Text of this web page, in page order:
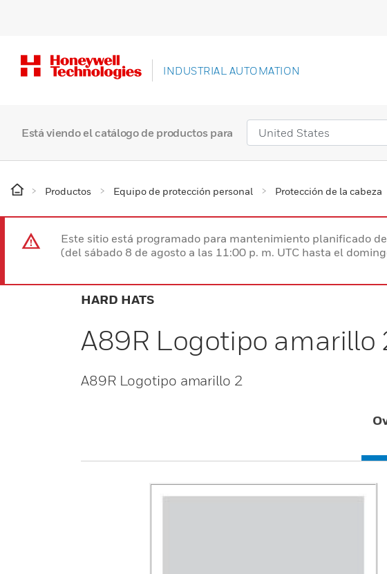
INDUSTRIAL AUTOMATION
Está viendo el catálogo de productos para
Productos Equipo de protección personal Protección de la cabeza
Este sitio está programado para mantenimiento planificado
(del sábado 8 de agosto a las 11:00 p. m. UTC hasta el
HARD HATS
A89R Logotipo amarillo
A89R Logotipo amarillo 2